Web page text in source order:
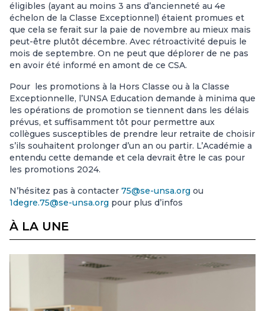
éligibles (ayant au moins 3 ans d’ancienneté au 4e
échelon de la Classe Exceptionnel) étaient promues et
que cela se ferait sur la paie de novembre au mieux mais
peut-être plutôt décembre. Avec rétroactivité depuis le
mois de septembre. On ne peut que déplorer de ne pas
en avoir été informé en amont de ce CSA.
Pour les promotions à la Hors Classe ou à la Classe
Exceptionnelle, l’UNSA Education demande à minima que
les opérations de promotion se tiennent dans les délais
prévus, et suffisamment tôt pour permettre aux
collègues susceptibles de prendre leur retraite de choisir
s’ils souhaitent prolonger d’un an ou partir. L’Académie a
entendu cette demande et cela devrait être le cas pour
les promotions 2024.
N’hésitez pas à contacter 75@se-unsa.org ou
1degre.75@se-unsa.org pour plus d’infos
À LA UNE